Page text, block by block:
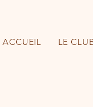
ACCUEIL LE